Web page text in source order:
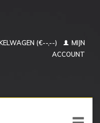
(€--,--)
MIJN
ACCOUNT